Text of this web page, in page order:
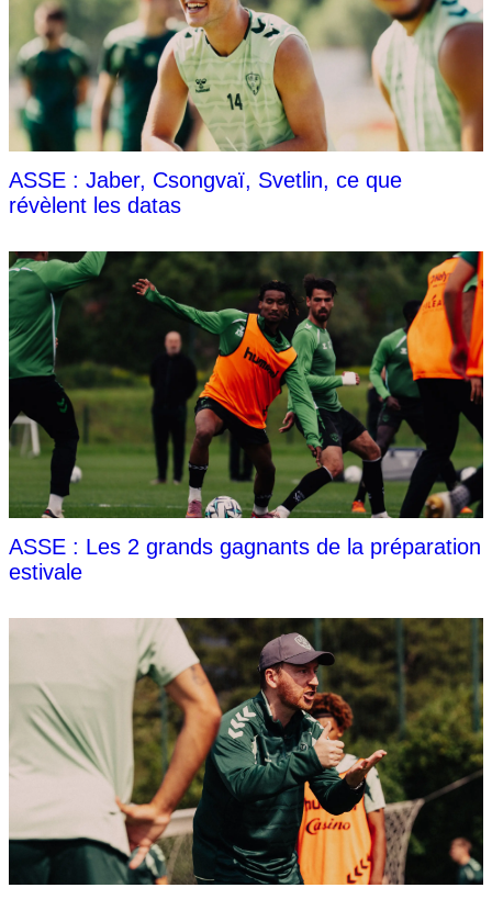
ASSE : Jaber, Csongvaï, Svetlin, ce que
révèlent les datas
ASSE : Les 2 grands gagnants de la préparation
estivale